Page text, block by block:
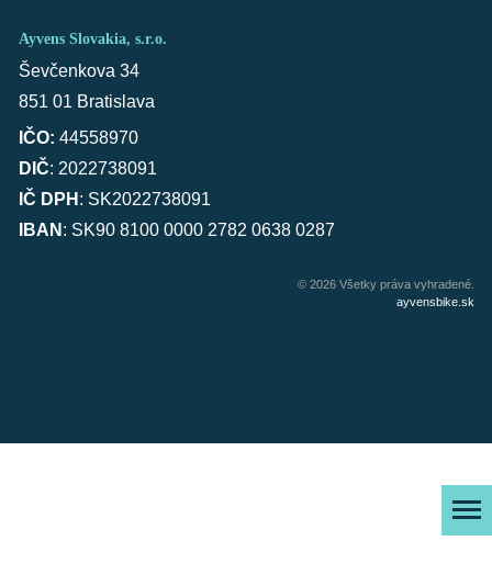
Ayvens Slovakia, s.r.o.
Ševčenkova 34
851 01 Bratislava
IČO: 44558970
DIČ: 2022738091
IČ DPH : SK2022738091
IBAN : SK90 8100 0000 2782 0638 0287
© 2026 Všetky práva vyhradené.
ayvensbike.sk